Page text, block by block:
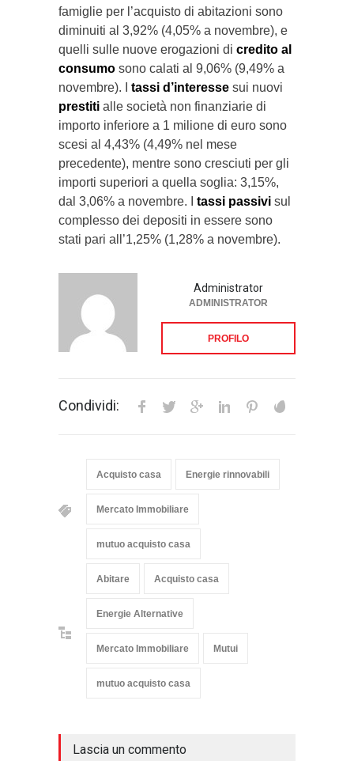
famiglie per l’acquisto di abitazioni sono
diminuiti al 3,92% (4,05% a novembre), e
quelli sulle nuove erogazioni di credito al
consumo sono calati al 9,06% (9,49% a
novembre). I tassi d’interesse sui nuovi
prestiti alle società non finanziarie di
importo inferiore a 1 milione di euro sono
scesi al 4,43% (4,49% nel mese
precedente), mentre sono cresciuti per gli
importi superiori a quella soglia: 3,15%,
dal 3,06% a novembre. I tassi passivi sul
complesso dei depositi in essere sono
stati pari all’1,25% (1,28% a novembre).
Administrator
ADMINISTRATOR
PROFILO
Condividi:
Acquisto casa Energie rinnovabili
Mercato Immobiliare
mutuo acquisto casa
Abitare Acquisto casa
Energie Alternative
Mercato Immobiliare Mutui
mutuo acquisto casa
Lascia un commento